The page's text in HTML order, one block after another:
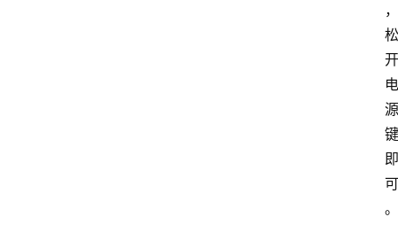
，
松
开
电
源
键
即
可
。